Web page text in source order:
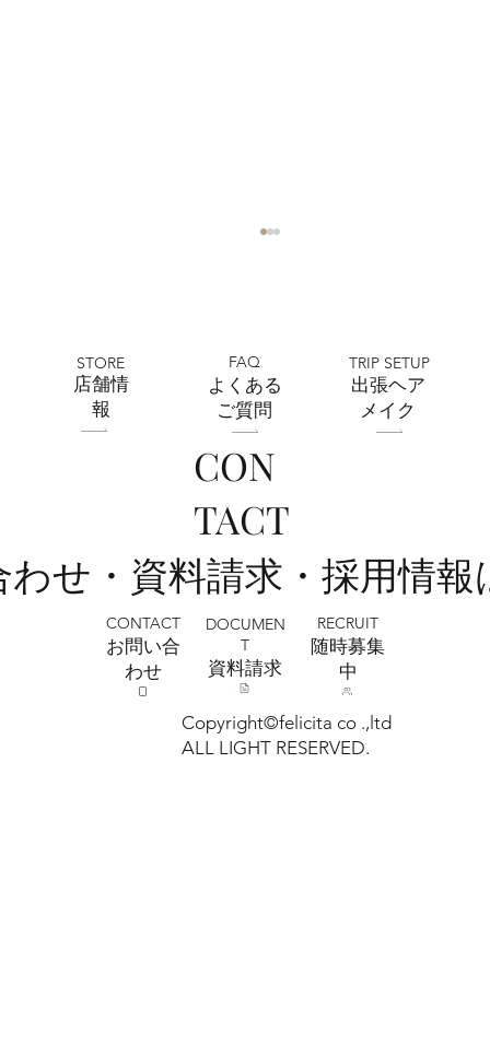
フェリチタ熊谷店 2026ひまわりフォト
ご予約受付中🌻🌞
Copyright©felicita co .,ltd
ALL LIGHT RESERVED.
CON
TACT
せ・資料請求・採用情
CONTACT
お問い合
わせ
DOCUMEN
T
​資料請求
RECRUIT
​随時募集
中
STORE
​店舗情
報
FAQ
よくある
ご質問
TRIP SETUP
出張ヘア
メイク